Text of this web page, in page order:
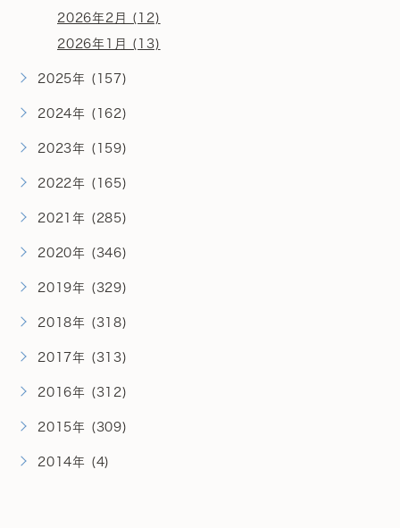
2026年2月 (12)
2026年1月 (13)
2025年 (157)
2024年 (162)
2023年 (159)
2022年 (165)
2021年 (285)
2020年 (346)
2019年 (329)
2018年 (318)
2017年 (313)
2016年 (312)
2015年 (309)
2014年 (4)